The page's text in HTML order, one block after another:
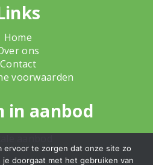
Home
ons
Contact
voorwaarden
in aanbod
ervoor te zorgen dat onze site zo
doorgaat met het gebruiken van